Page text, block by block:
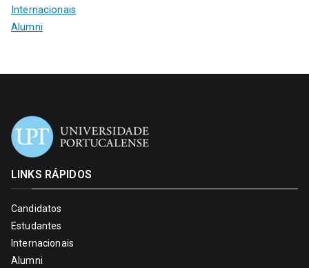
Internacionais
Alumni
LINKS RÁPIDOS
Candidatos
Estudantes
Internacionais
Alumni